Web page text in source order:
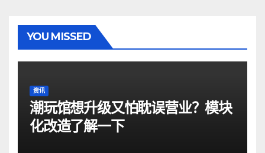
YOU MISSED
资讯
潮玩馆想升级又怕耽误营业？模块
化改造了解一下